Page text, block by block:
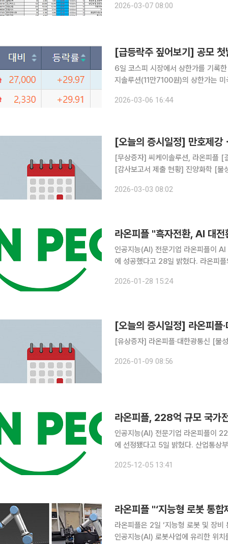
60.34% 폭등하며 코스닥 상승률 1
2026-03-07 08:00
6일 코스피 시장에서 상한가를 기록한 종
지솔루션(11만7100원)의 상한가는
다. 삼화페인트(1만120원)는 이날
2026-03-06 16:44
[오늘의 증시일정] 만호제강
[무상증자] 씨케이솔루션, 라온피플 [결산실적공시 예정] KC그린홀딩스 [주주총회] 오아, 캔버스엔
[감사보
2026-03-03 08:02
라온피플 "흑자전환, AI 대
인공지능(AI) 전문기업 라온피플이
에 성공했다고 28일 밝혔다. 라온피플의 지난해 4분기 매출은 41억 원으로 전 분기 대비 74% 증
2026-01-28 15:24
[오늘의 증시일정] 라온피플
[유상증자] 라온피플·대한광통신 [불
2026-01-09 08:56
라온피플, 228억 규모 국가
인공지능(AI) 전문기업 라온피플이
에 선정됐다고 5일 밝혔다. 산업통상부와 충청남도, 천안시 등 정부가 228억 원의 예산을 투입해
젝트다. 디스플레이 고도화 및 AI 기
2025-12-05 13:41
라온피플 "‘지능형 로봇 통
라온피플은 2일 ‘지능형 로봇 및 장
인공지능(AI) 로봇사업에 유리한 위치를 차지하게 됐다